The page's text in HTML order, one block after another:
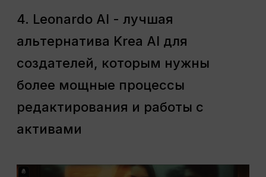
4. Leonardo AI - лучшая
альтернатива Krea AI для
создателей, которым нужны
более мощные процессы
редактирования и работы с
активами